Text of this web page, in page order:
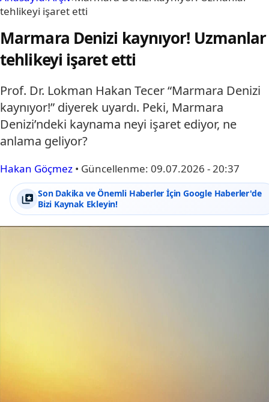
tehlikeyi işaret etti
Marmara Denizi kaynıyor! Uzmanlar
tehlikeyi işaret etti
Prof. Dr. Lokman Hakan Tecer “Marmara Denizi
kaynıyor!” diyerek uyardı. Peki, Marmara
Denizi’ndeki kaynama neyi işaret ediyor, ne
anlama geliyor?
Hakan Göçmez • Güncellenme: 09.07.2026 - 20:37
Son Dakika ve Önemli Haberler İçin Google Haberler'de
Bizi Kaynak Ekleyin!